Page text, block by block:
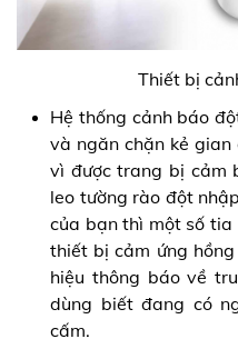
Thiết bị
Hệ thống cảnh báo
và ngăn chặn kẻ
vì được trang bị cảm
leo tường rào đột
của bạn thì một số tia
thiết bị cảm ứng
hiệu thông báo về
dùng biết đang có
cấm.